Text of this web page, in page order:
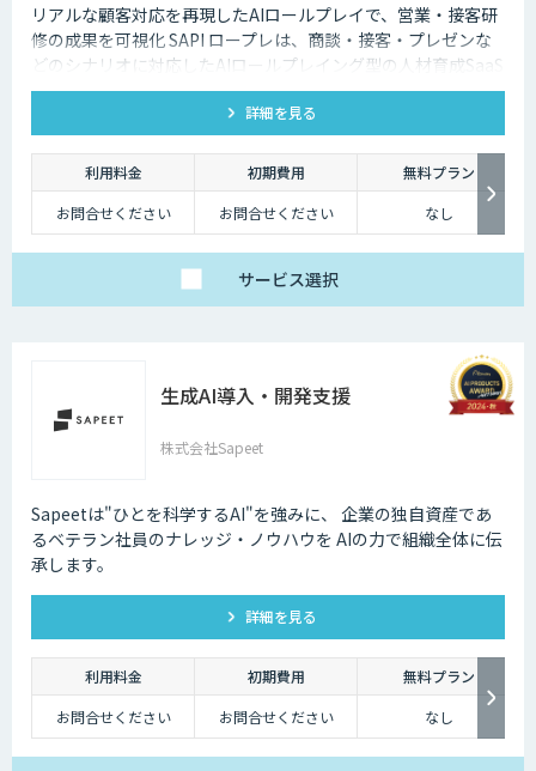
リアルな顧客対応を再現したAIロールプレイで、営業・接客研
修の成果を可視化 SAPI ロープレは、商談・接客・プレゼンな
どのシナリオに対応したAIロールプレイング型の人材育成SaaS
です。 AIアバターとの実践トレーニングと動画フィードバック
により、新人・中途スタッフの早期戦力化と教育の属人化解消
を支援します。
詳細を見る
利用料金 初期費用
無料プラン
お問合せください
お問合せください なし
サービス選択
生成AI導入・開発支援
株式会社Sapeet
Sapeetは"ひとを科学するAI"を強みに、 企業の独自資産であ
るベテラン社員のナレッジ・ノウハウを AIの力で組織全体に伝
承します。
詳細を見る
利用料金 初期費用
無料プラン
お問合せください
お問合せください なし